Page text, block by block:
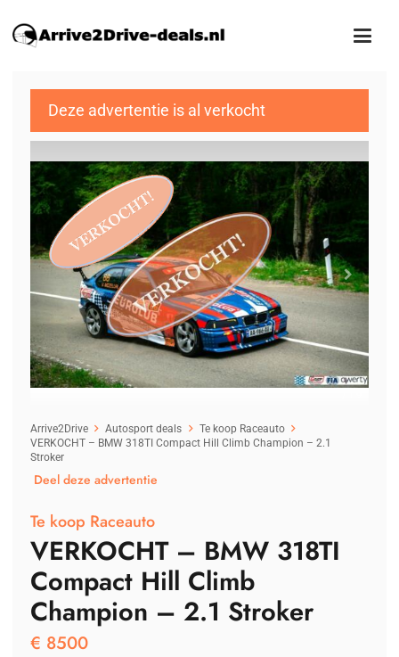
Deze advertentie is al verkocht
Arrive2Drive Autosport deals
Te koop Raceauto
VERKOCHT – BMW 318TI Compact Hill Climb Champion – 2.1
Stroker
Deel deze advertentie
Te koop Raceauto
VERKOCHT – BMW 318TI
Compact Hill Climb
Champion – 2.1 Stroker
€ 8500